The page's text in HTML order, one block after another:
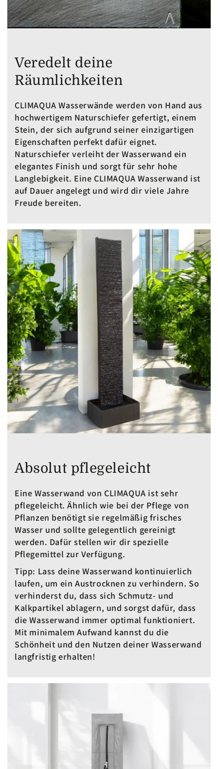
Veredelt deine
Räumlichkeiten
CLIMAQUA Wasserwände werden von Hand aus
hochwertigem Naturschiefer gefertigt, einem
Stein, der sich aufgrund seiner einzigartigen
Eigenschaften perfekt dafür eignet.
Naturschiefer verleiht der Wasserwand ein
elegantes Finish und sorgt für sehr hohe
Langlebigkeit. Eine CLIMAQUA Wasserwand ist
auf Dauer angelegt und wird dir viele Jahre
Freude bereiten.
Absolut pflegeleicht
Eine Wasserwand von CLIMAQUA ist sehr
pflegeleicht. Ähnlich wie bei der Pflege von
Pflanzen benötigt sie regelmäßig frisches
Wasser und sollte gelegentlich gereinigt
werden. Dafür stellen wir dir spezielle
Pflegemittel zur Verfügung.
Tipp: Lass deine Wasserwand kontinuierlich
laufen, um ein Austrocknen zu verhindern. So
verhinderst du, dass sich Schmutz- und
Kalkpartikel ablagern, und sorgst dafür, dass
die Wasserwand immer optimal funktioniert.
Mit minimalem Aufwand kannst du die
Schönheit und den Nutzen deiner Wasserwand
langfristig erhalten!